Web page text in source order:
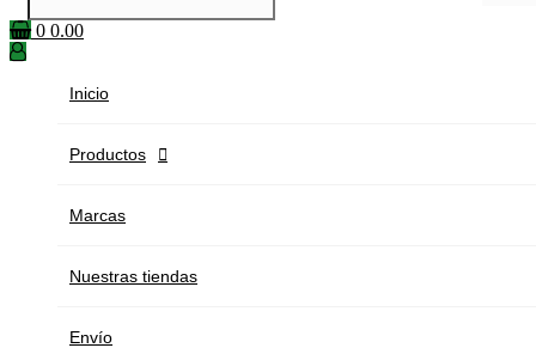
0 0.00
Inicio
Productos 
Marcas
Nuestras tiendas
Envío